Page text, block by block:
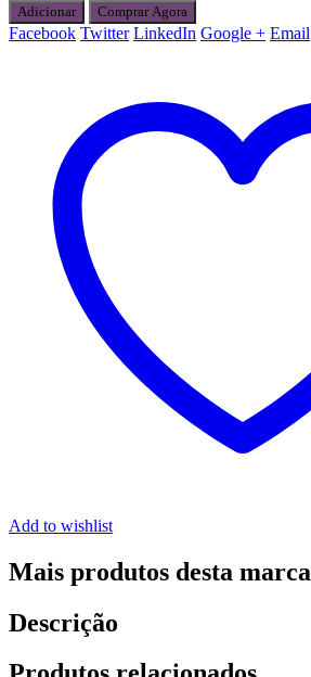
Adicionar Comprar Agora
Facebook Twitter LinkedIn Google + Email
Add to wishlist
Mais produtos desta marca
Descrição